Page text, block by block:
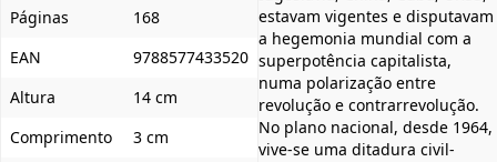
Páginas
168
EAN
9788577433520
Altura
14 cm
Comprimento
3 cm
estavam vigentes e disputavam
a hegemonia mundial com a
superpotência capitalista,
numa polarização entre
revolução e contrarrevolução.
No plano nacional, desde 1964,
vive-se uma ditadura civil-